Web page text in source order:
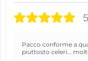
Pacco conforme a
piuttosto celeri...